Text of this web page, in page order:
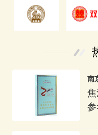
南
参